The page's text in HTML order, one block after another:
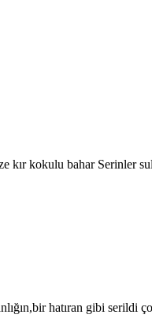
kokulu bahar Serinler
hatıran gibi